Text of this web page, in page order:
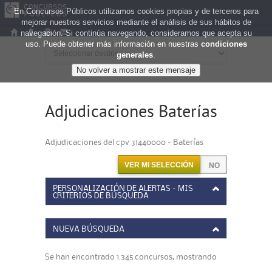
Adjudicaciones Baterías
Adjudicaciones del cpv 31440000 - Baterías
VER MI SELECCIÓN
PERSONALIZACIÓN DE ALERTAS - MIS
CRITERIOS DE BÚSQUEDA
NUEVA BÚSQUEDA
Se han encontrado 1.345 concursos, mostrando
En Concursos Públicos utilizamos cookies propias y de terceros para
mejorar nuestros servicios mediante el análisis de sus hábitos de
navegación. Si continúa navegando, consideramos que acepta su
uso. Puede obtener más información en nuestras condiciones
generales.